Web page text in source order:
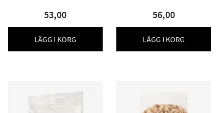
53,00
LÄGG I KORG
56,00
LÄGG I KORG